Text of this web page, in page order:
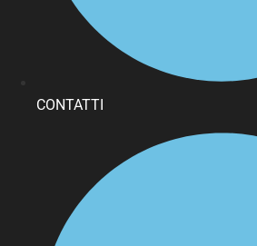
CONTATTI